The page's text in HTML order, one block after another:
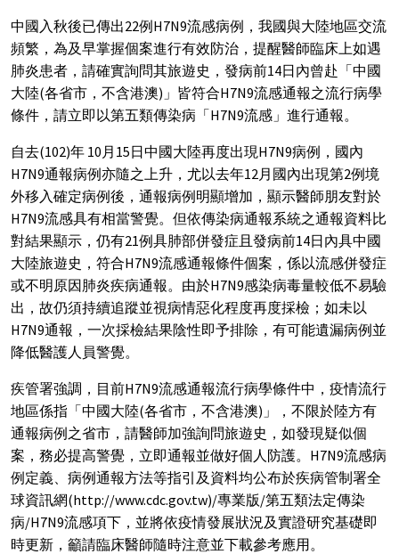
中國入秋後已傳出22例H7N9流感病例，我國與大陸地區交流
頻繁，為及早掌握個案進行有效防治，提醒醫師臨床上如遇
肺炎患者，請確實詢問其旅遊史，發病前14日內曾赴「中國
大陸(各省市，不含港澳)」皆符合H7N9流感通報之流行病學
條件，請立即以第五類傳染病「H7N9流感」進行通報。
自去(102)年 10月15日中國大陸再度出現H7N9病例，國內
H7N9通報病例亦隨之上升，尤以去年12月國內出現第2例境
外移入確定病例後，通報病例明顯增加，顯示醫師朋友對於
H7N9流感具有相當警覺。但依傳染病通報系統之通報資料比
對結果顯示，仍有21例具肺部併發症且發病前14日內具中國
大陸旅遊史，符合H7N9流感通報條件個案，係以流感併發症
或不明原因肺炎疾病通報。由於H7N9感染病毒量較低不易驗
出，故仍須持續追蹤並視病情惡化程度再度採檢；如未以
H7N9通報，一次採檢結果陰性即予排除，有可能遺漏病例並
降低醫護人員警覺。
疾管署強調，目前H7N9流感通報流行病學條件中，疫情流行
地區係指「中國大陸(各省市，不含港澳)」，不限於陸方有
通報病例之省市，請醫師加強詢問旅遊史，如發現疑似個
案，務必提高警覺，立即通報並做好個人防護。H7N9流感病
例定義、病例通報方法等指引及資料均公布於疾病管制署全
球資訊網(http://www.cdc.gov.tw)/專業版/第五類法定傳染
病/H7N9流感項下，並將依疫情發展狀況及實證研究基礎即
時更新，籲請臨床醫師隨時注意並下載參考應用。